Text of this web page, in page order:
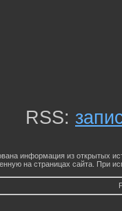
RSS:
информация из открытых
на страницах сайта. При